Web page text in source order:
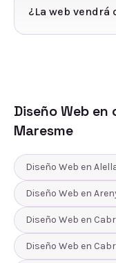
¿La web vendrá
Diseño Web en
Maresme
Diseño Web en
Diseño Web en
Diseño Web en
Diseño Web en